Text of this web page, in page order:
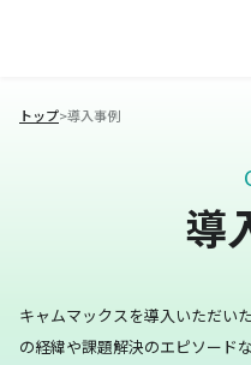
トップ>導入事例
導
キャムマックスを導入いただい
の経緯や課題解決のエピソード